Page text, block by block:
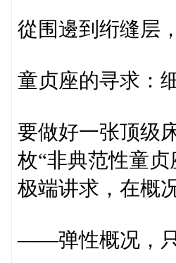
從围邊到绗缝层
童贞座的寻求：
要做好一张顶级
枚“非典范性童
极端讲求，在概
——弹性概况，